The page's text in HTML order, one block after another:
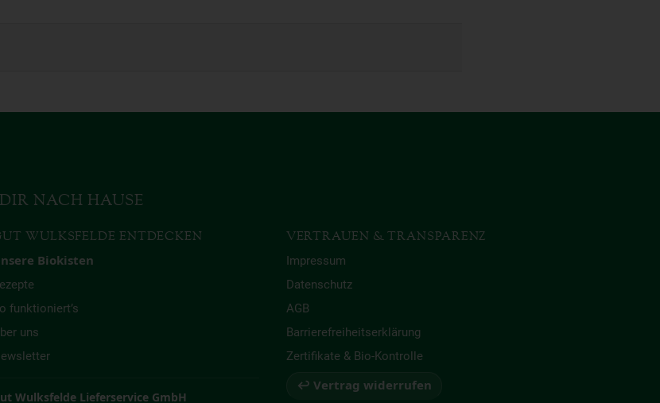
NACH HAUSE
WULKSFELDE ENTDECKEN
Biokisten
funktioniert’s
uns
Wulksfelde Lieferservice GmbH
VERTRAUEN & TRANSPARENZ
Impressum
Datenschutz
AGB
Barrierefreiheitserklärung
Zertifikate & Bio-Kontrolle
↩ Vertrag widerrufen